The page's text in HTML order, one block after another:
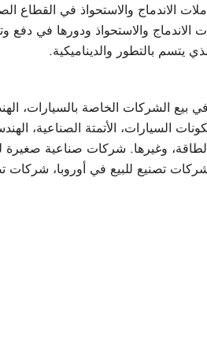
الاندماج والاستحواذ في القطاع
والاستحواذ ودورها في دفع
يتسم بالتطور والديناميكية.
الشركات الخاصة بالسيارات،
السيارات، الأتمتة الصناعية،
الطاقة، وغيرها. شركات صناعية
تصنيع للبيع في أوروبا، شركات